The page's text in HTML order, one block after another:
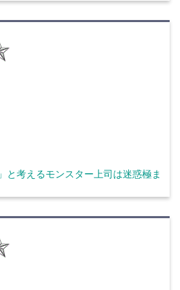
と考えるモンスター上司は迷惑極ま